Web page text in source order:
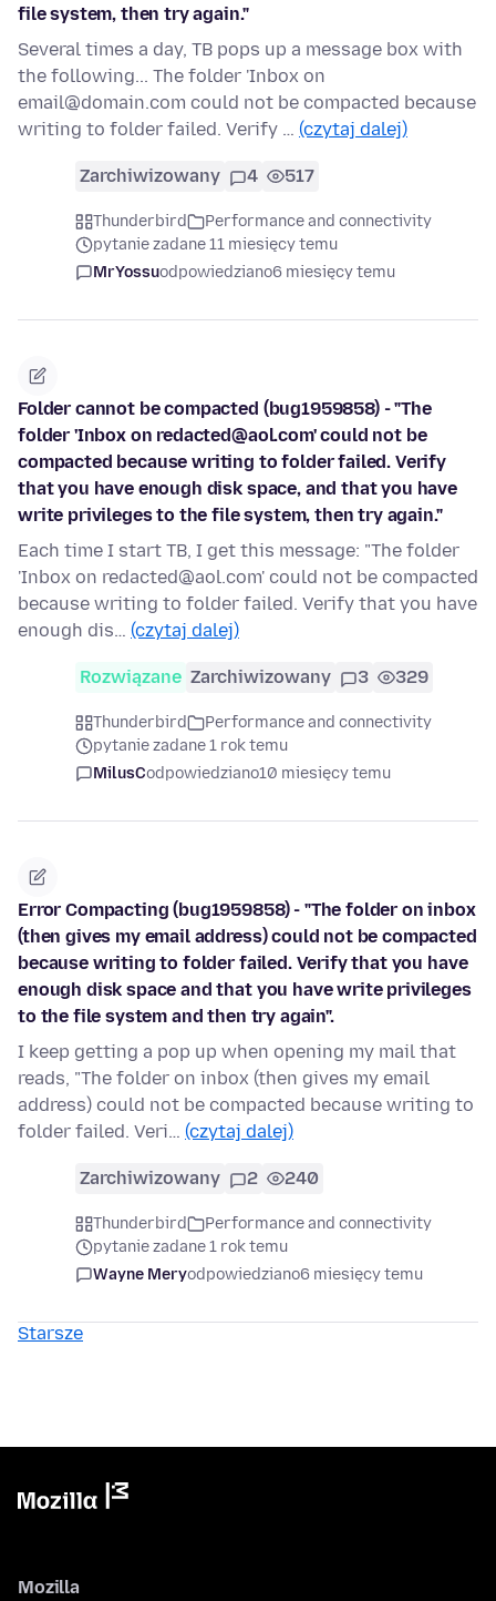
file system, then try again."
Several times a day, TB pops up a message box with
the following... The folder 'Inbox on
email@domain.com could not be compacted because
writing to folder failed. Verify … (czytaj dalej)
Zarchiwizowany 4 517
Thunderbird
Performance and connectivity
pytanie zadane 11 miesięcy temu
MrYossuodpowiedziano6 miesięcy temu
Folder cannot be compacted (bug1959858) - "The
folder 'Inbox on redacted@aol.com' could not be
compacted because writing to folder failed. Verify
that you have enough disk space, and that you have
write privileges to the file system, then try again."
Each time I start TB, I get this message: "The folder
'Inbox on redacted@aol.com' could not be compacted
because writing to folder failed. Verify that you have
enough dis… (czytaj dalej)
Rozwiązane Zarchiwizowany 3 329
Thunderbird
Performance and connectivity
pytanie zadane 1 rok temu
MilusCodpowiedziano10 miesięcy temu
Error Compacting (bug1959858) - "The folder on inbox
(then gives my email address) could not be compacted
because writing to folder failed. Verify that you have
enough disk space and that you have write privileges
to the file system and then try again".
I keep getting a pop up when opening my mail that
reads, "The folder on inbox (then gives my email
address) could not be compacted because writing to
folder failed. Veri… (czytaj dalej)
Zarchiwizowany 2 240
Thunderbird
Performance and connectivity
pytanie zadane 1 rok temu
Wayne Meryodpowiedziano6 miesięcy temu
Starsze
Mozilla